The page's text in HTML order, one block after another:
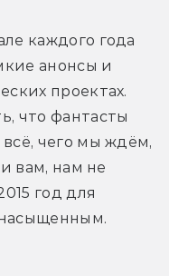
каждого года
анонсы и
проектах.
что фантасты
чего мы ждём,
вам, нам не
год для